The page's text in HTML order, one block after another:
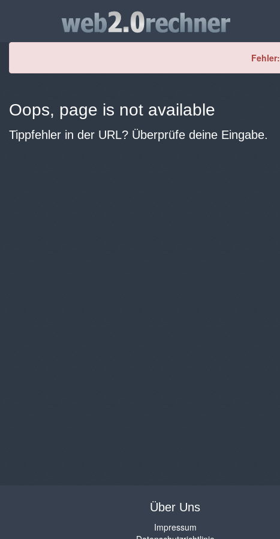
Fehler:
Oops, page is not available
Tippfehler in der URL? Überprüfe deine Eingabe.
Über Uns
Impressum